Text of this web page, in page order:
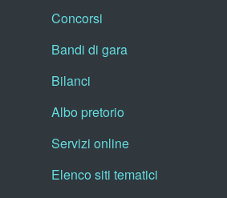
Concorsi
Bandi di gara
Bilanci
Albo pretorio
Servizi online
Elenco siti tematici